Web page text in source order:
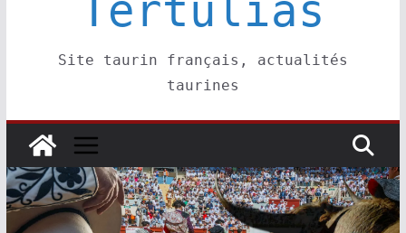
Escalafón 2026 – matadors de toros-
Tertulias
Site taurin français, actualités
taurines